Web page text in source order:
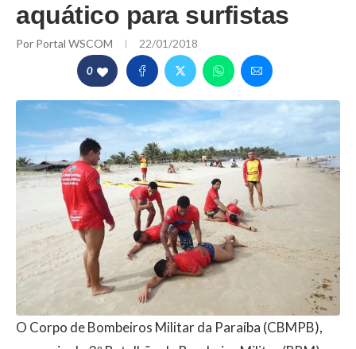
aquático para surfistas
Por Portal WSCOM 22/01/2018
0
O Corpo de Bombeiros Militar da Paraíba (CBMPB),